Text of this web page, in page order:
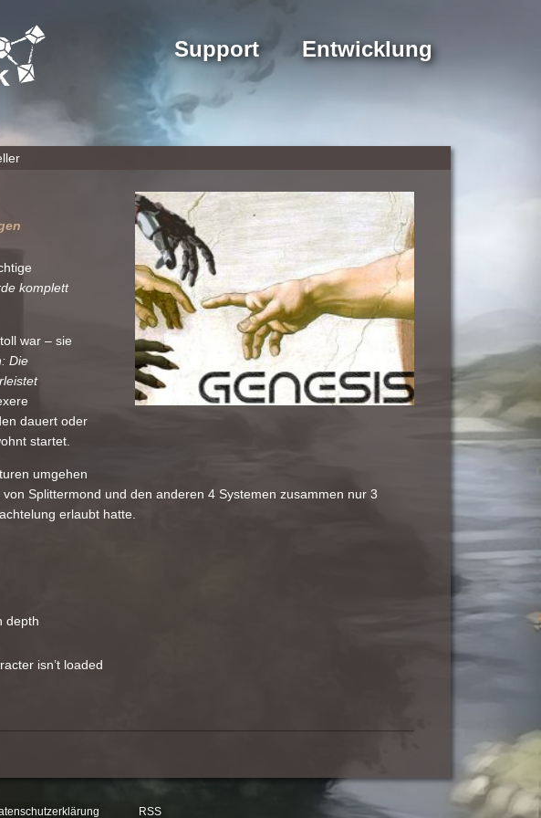
Support Entwicklung
komplett
war – sie
Die
dauert oder
startet.
umgehen
Splittermond und den anderen 4 Systemen zusammen nur 3
erlaubt hatte.
depth
isn’t loaded
RSS